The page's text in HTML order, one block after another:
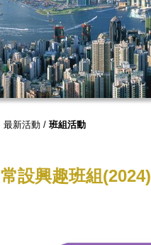
最新活動 / 班組活動
常設興趣班組(2024)